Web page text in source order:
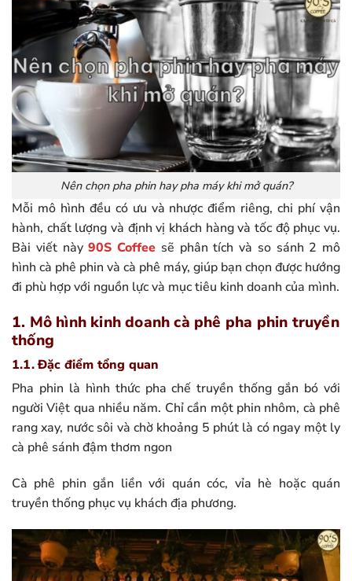
Nên chọn pha phin hay pha máy khi mở quán?
Mỗi mô hình đều có ưu và nhược điểm riêng, chi phí vận
hành, chất lượng và định vị khách hàng và tốc độ phục vụ.
Bài viết này90S Coffee sẽ phân tích và so sánh 2 mô
hình cà phê phin và cà phê máy, giúp bạn chọn được hướng
đi phù hợp với nguồn lực và mục tiêu kinh doanh của mình.
1. Mô hình kinh doanh cà phê pha phin truyền
thống
1.1. Đặc điểm tổng quan
Pha phin là hình thức pha chế truyền thống gắn bó với
người Việt qua nhiều năm. Chỉ cần một phin nhôm, cà phê
rang xay, nước sôi và chờ khoảng 5 phút là có ngay một ly
cà phê sánh đậm thơm ngon
Cà phê phin gắn liền với quán cóc, vỉa hè hoặc quán
truyền thống phục vụ khách địa phương.